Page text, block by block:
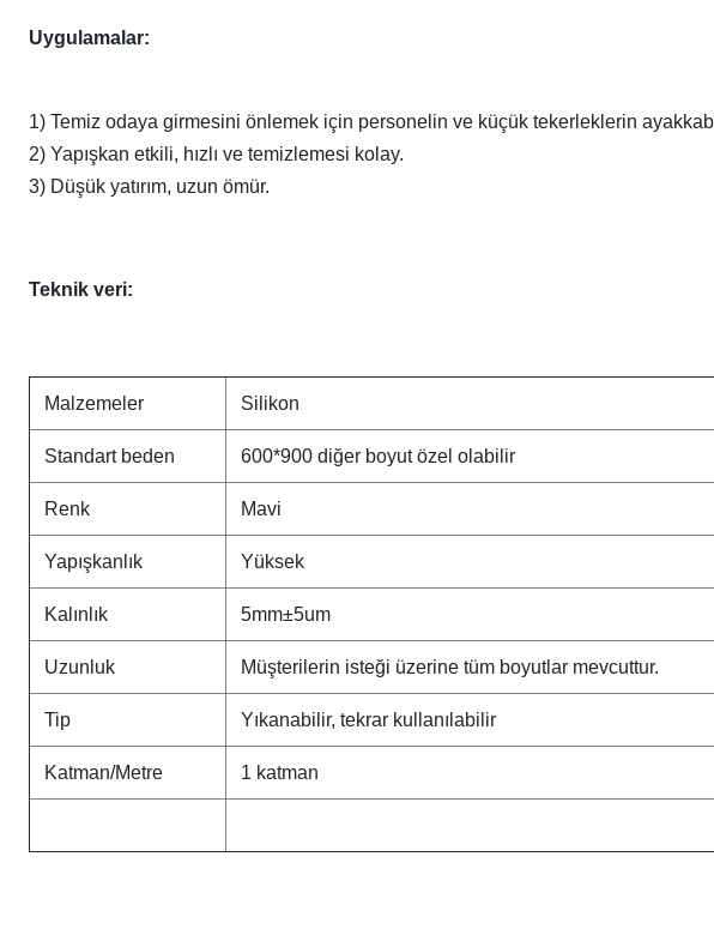
Uygulamalar:
1) Temiz odaya girmesini önlemek için personelin ve küçük tekerleklerin
2) Yapışkan etkili, hızlı ve temizlemesi kolay.
3) Düşük yatırım, uzun ömür.
Teknik veri:
Malzemeler Silikon
Standart beden 600*900 diğer boyut özel olabilir
Renk Mavi
Yapışkanlık Yüksek
Kalınlık 5mm±5um
Uzunluk Müşterilerin isteği üzerine tüm boyutlar mevcuttur.
Tip Yıkanabilir, tekrar kullanılabilir
Katman/Metre 1 katman